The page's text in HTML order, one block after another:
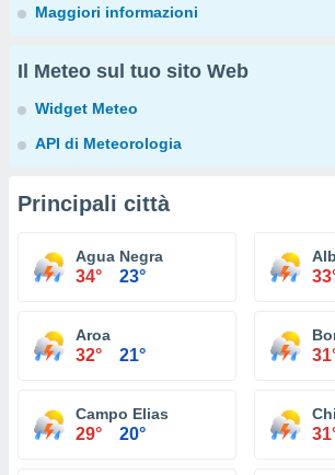
Maggiori informazioni
Il Meteo sul tuo sito Web
Widget Meteo
API di Meteorologia
Principali città
Agua Negra
34° 23°
Aroa
32° 21°
Campo Elias
29° 20°